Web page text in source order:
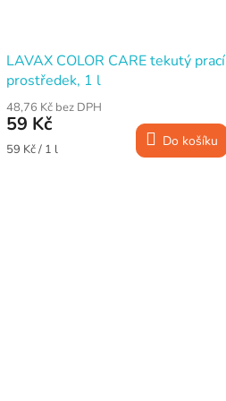
LAVAX COLOR CARE tekutý prací
prostředek, 1 l
48,76 Kč bez DPH
59 Kč
Měrná
59 Kč / 1 l Do košíku